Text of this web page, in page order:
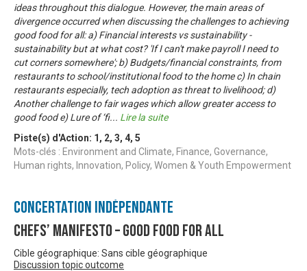
ideas throughout this dialogue. However, the main areas of
divergence occurred when discussing the challenges to achieving
good food for all: a) Financial interests vs sustainability -
sustainability but at what cost? 'If I can't make payroll I need to
cut corners somewhere'; b) Budgets/financial constraints, from
restaurants to school/institutional food to the home c) In chain
restaurants especially, tech adoption as threat to livelihood; d)
Another challenge to fair wages which allow greater access to
good food e) Lure of ‘fi... Lire la suite
Piste(s) d'Action: 1 , 2, 3, 4, 5
Mots-clés : Environment and Climate, Finance, Governance,
Human rights, Innovation, Policy, Women & Youth Empowerment
Concertation Indépendante
Chefs’ Manifesto – Good Food For All
Cible géographique: Sans cible géographique
Discussion topic outcome